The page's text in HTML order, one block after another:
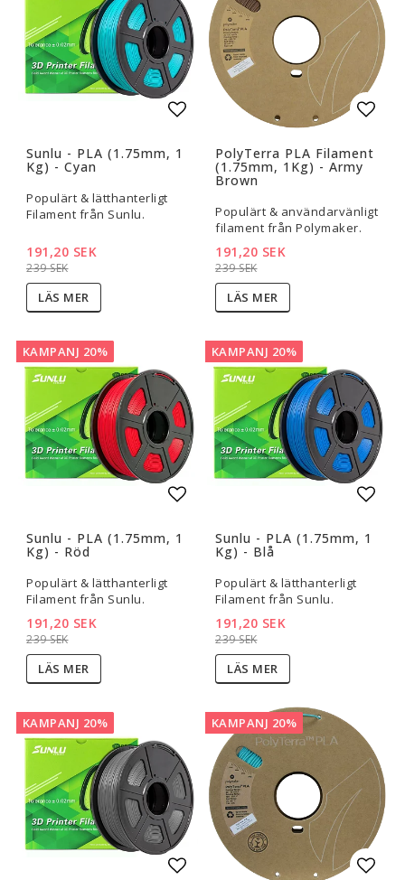
Lägg till i favoritlistan
Sunlu - PLA (1.75mm, 1
Kg) - Cyan
Populärt & lätthanterligt
Filament från Sunlu.
239 SEK
191,20 SEK
LÄS MER
PolyTerra PLA Filament
(1.75mm, 1Kg) - Army
Brown
Populärt & användarvänligt
filament från Polymaker.
239 SEK
191,20 SEK
LÄS MER
KAMPANJ 20%
Sunlu - PLA (1.75mm, 1
Kg) - Röd
Populärt & lätthanterligt
Filament från Sunlu.
239 SEK
191,20 SEK
LÄS MER
KAMPANJ 20%
Sunlu - PLA (1.75mm, 1
Kg) - Blå
Populärt & lätthanterligt
Filament från Sunlu.
239 SEK
191,20 SEK
LÄS MER
KAMPANJ 20% KAMPANJ 20%